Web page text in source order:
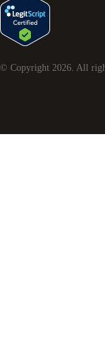
© Copyright 2026 . All